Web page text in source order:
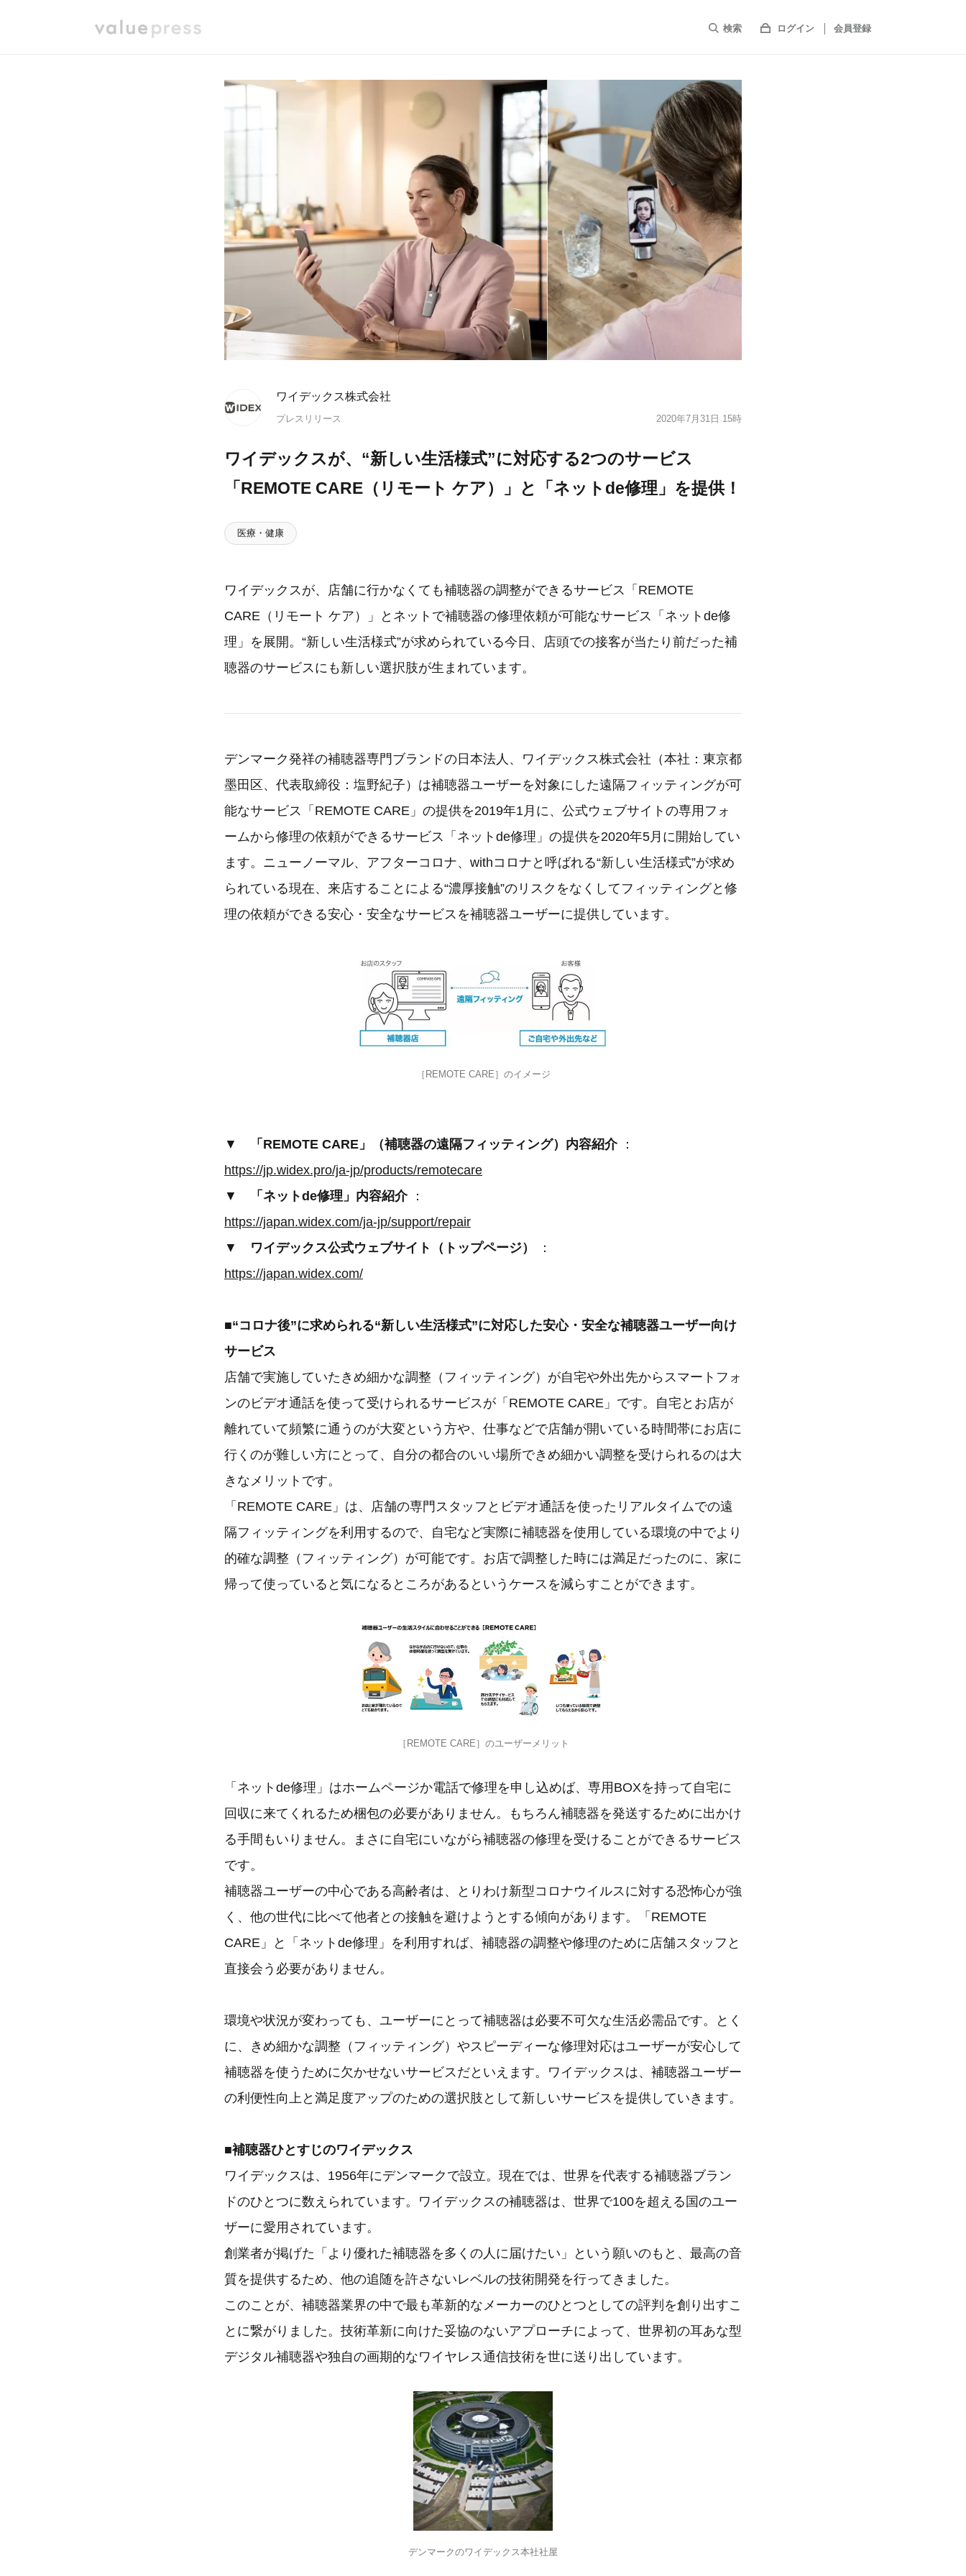
検索 ログイン 会員登録
ワイデックス株式会社
プレスリリース 2020年7月31日 15時
ワイデックスが、“新しい生活様式”に対応する2つのサービス
「REMOTE CARE（リモート ケア）」と「ネットde修理」を提供！
医療・健康
ワイデックスが、店舗に行かなくても補聴器の調整ができるサービス「REMOTE
CARE（リモート ケア）」とネットで補聴器の修理依頼が可能なサービス「ネットde修
理」を展開。“新しい生活様式”が求められている今日、店頭での接客が当たり前だった補
聴器のサービスにも新しい選択肢が生まれています。
デンマーク発祥の補聴器専門ブランドの日本法人、ワイデックス株式会社（本社：東京都
墨田区、代表取締役：塩野紀子）は補聴器ユーザーを対象にした遠隔フィッティングが可
能なサービス「REMOTE CARE」の提供を2019年1月に、公式ウェブサイトの専用フォ
ームから修理の依頼ができるサービス「ネットde修理」の提供を2020年5月に開始してい
ます。ニューノーマル、アフターコロナ、withコロナと呼ばれる“新しい生活様式”が求め
られている現在、来店することによる“濃厚接触”のリスクをなくしてフィッティングと修
理の依頼ができる安心・安全なサービスを補聴器ユーザーに提供しています。
［REMOTE CARE］のイメージ
▼ 「REMOTE CARE」（補聴器の遠隔フィッティング）内容紹介：
https://jp.widex.pro/ja-jp/products/remotecare
▼
「ネットde修理」内容紹介：
https://japan.widex.com/ja-jp/support/repair
▼ ワイデックス公式ウェブサイト（トップページ）
：
https://japan.widex.com/
■“コロナ後”に求められる“新しい生活様式”に対応した安心・安全な補聴器ユーザー向け
サービス
店舗で実施していたきめ細かな調整（フィッティング）が自宅や外出先からスマートフォ
ンのビデオ通話を使って受けられるサービスが「REMOTE CARE」です。自宅とお店が
離れていて頻繁に通うのが大変という方や、仕事などで店舗が開いている時間帯にお店に
行くのが難しい方にとって、自分の都合のいい場所できめ細かい調整を受けられるのは大
きなメリットです。
「REMOTE CARE」は、店舗の専門スタッフとビデオ通話を使ったリアルタイムでの遠
隔フィッティングを利用するので、自宅など実際に補聴器を使用している環境の中でより
的確な調整（フィッティング）が可能です。お店で調整した時には満足だったのに、家に
帰って使っていると気になるところがあるというケースを減らすことができます。
［REMOTE CARE］のユーザーメリット
「ネットde修理」はホームページか電話で修理を申し込めば、専用BOXを持って自宅に
回収に来てくれるため梱包の必要がありません。もちろん補聴器を発送するために出かけ
る手間もいりません。まさに自宅にいながら補聴器の修理を受けることができるサービス
です。
補聴器ユーザーの中心である高齢者は、とりわけ新型コロナウイルスに対する恐怖心が強
く、他の世代に比べて他者との接触を避けようとする傾向があります。「REMOTE
CARE」と「ネットde修理」を利用すれば、補聴器の調整や修理のために店舗スタッフと
直接会う必要がありません。
環境や状況が変わっても、ユーザーにとって補聴器は必要不可欠な生活必需品です。とく
に、きめ細かな調整（フィッティング）やスピーディーな修理対応はユーザーが安心して
補聴器を使うために欠かせないサービスだといえます。ワイデックスは、補聴器ユーザー
の利便性向上と満足度アップのための選択肢として新しいサービスを提供していきます。
■補聴器ひとすじのワイデックス
ワイデックスは、1956年にデンマークで設立。現在では、世界を代表する補聴器ブラン
ドのひとつに数えられています。ワイデックスの補聴器は、世界で100を超える国のユー
ザーに愛用されています。
創業者が掲げた「より優れた補聴器を多くの人に届けたい」という願いのもと、最高の音
質を提供するため、他の追随を許さないレベルの技術開発を行ってきました。
このことが、補聴器業界の中で最も革新的なメーカーのひとつとしての評判を創り出すこ
とに繋がりました。技術革新に向けた妥協のないアプローチによって、世界初の耳あな型
デジタル補聴器や独自の画期的なワイヤレス通信技術を世に送り出しています。
デンマークのワイデックス本社社屋